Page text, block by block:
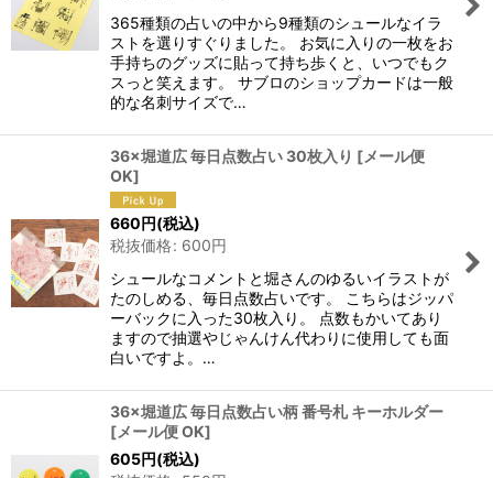
365種類の占いの中から9種類のシュールなイラ
ストを選りすぐりました。 お気に入りの一枚をお
手持ちのグッズに貼って持ち歩くと、いつでもク
スっと笑えます。 サブロのショップカードは一般
的な名刺サイズで…
36×堀道広 毎日点数占い 30枚入り [メール便
OK]
660円(税込)
税抜価格: 600円
シュールなコメントと堀さんのゆるいイラストが
たのしめる、毎日点数占いです。 こちらはジッパ
ーバックに入った30枚入り。 点数もかいてあり
ますので抽選やじゃんけん代わりに使用しても面
白いですよ。…
36×堀道広 毎日点数占い柄 番号札 キーホルダー
[メール便 OK]
605円(税込)